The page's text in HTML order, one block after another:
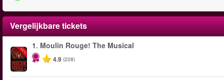
Vergelijkbare tickets
-50%
1. Moulin Rouge! The Musical
4.9 (228)